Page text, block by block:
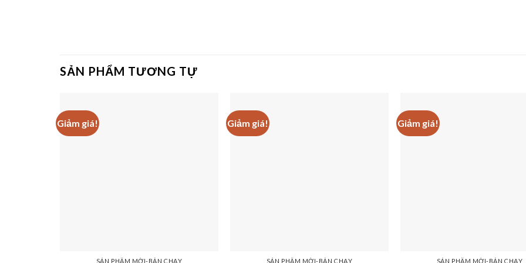
SẢN PHẨM TƯƠNG TỰ
Giảm giá!
SẢN PHẨM MỚI-BÁN CHẠY
Giảm giá!
SẢN PHẨM MỚI-BÁN CHẠY
Giảm giá!
SẢN PHẨM MỚI-BÁN CHẠY